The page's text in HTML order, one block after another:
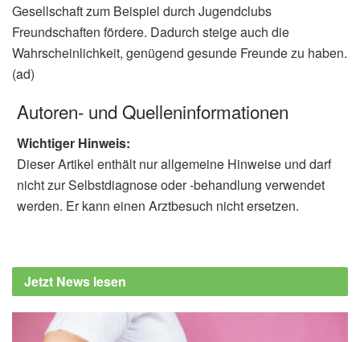
Gesellschaft zum Beispiel durch Jugendclubs
Freundschaften fördere. Dadurch steige auch die
Wahrscheinlichkeit, genügend gesunde Freunde zu haben.
(ad)
Autoren- und Quelleninformationen
Wichtiger Hinweis:
Dieser Artikel enthält nur allgemeine Hinweise und darf
nicht zur Selbstdiagnose oder -behandlung verwendet
werden. Er kann einen Arztbesuch nicht ersetzen.
Jetzt News lesen